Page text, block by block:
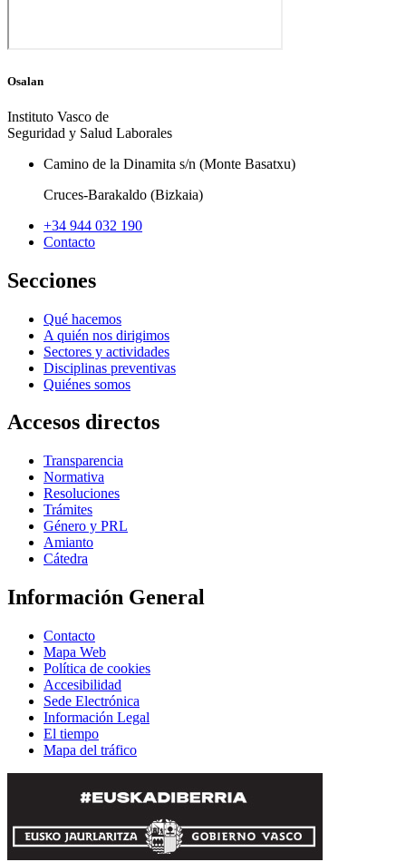
Osalan
Instituto Vasco de
Seguridad y Salud Laborales
Camino de la Dinamita s/n (Monte Basatxu)
Cruces-Barakaldo (Bizkaia)
+34 944 032 190
Contacto
Secciones
Qué hacemos
A quién nos dirigimos
Sectores y actividades
Disciplinas preventivas
Quiénes somos
Accesos directos
Transparencia
Normativa
Resoluciones
Trámites
Género y PRL
Amianto
Cátedra
Información General
Contacto
Mapa Web
Política de cookies
Accesibilidad
Sede Electrónica
Información Legal
El tiempo
Mapa del tráfico